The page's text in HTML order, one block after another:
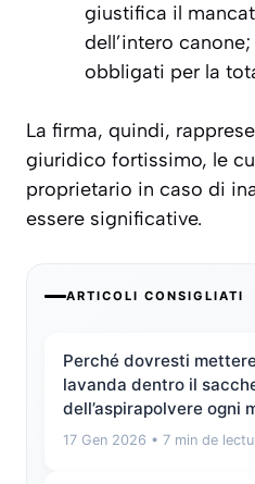
giustifica il
dell’intero
obbligati per la
La firma, quindi,
giuridico fortissimo, le
proprietario in caso di
essere significative.
ARTICOLI CONSIGLIATI
Perché dovresti
lavanda dentro il
dell’aspirapolvere ogni
17 Gen 2026 • 7 min de